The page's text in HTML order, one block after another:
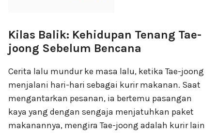
Kilas Balik: Kehidupan Tenang Tae-
joong Sebelum Bencana
Cerita lalu mundur ke masa lalu, ketika Tae-joong
menjalani hari-hari sebagai kurir makanan. Saat
mengantarkan pesanan, ia bertemu pasangan
kaya yang dengan sengaja menjatuhkan paket
makanannya, mengira Tae-joong adalah kurir lain